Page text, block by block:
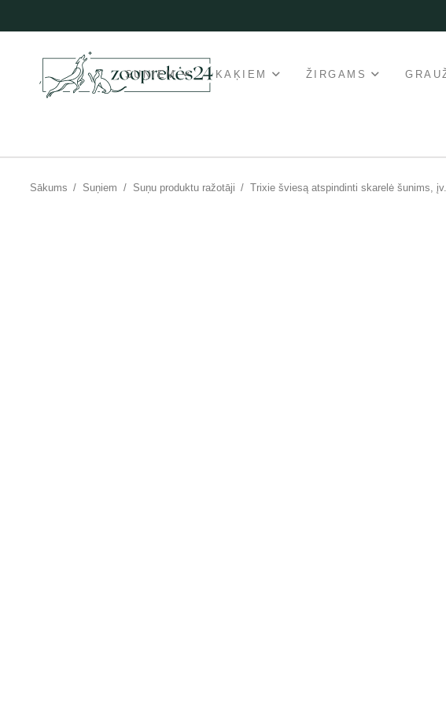
SUŅIEM KAĶIEM ŽIRGAMS
Sākums / Suņiem / Suņu produktu ražotāji / Trixie šviesą atspindinti skarelė šunims,